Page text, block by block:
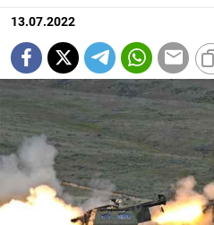
13.07.2022